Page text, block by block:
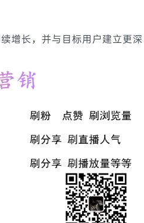
增长，并与目标用户建立更深